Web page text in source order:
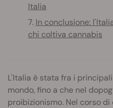
Italia
7. In conclusione:
chi coltiva cannabis
L'Italia è stata fra i
mondo, fino a che nel
proibizionismo. Nel corso